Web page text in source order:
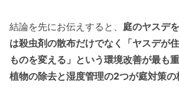
結論を先にお伝えすると、 庭のヤスデ
は殺虫剤の散布だけでなく「ヤスデが
ものを変える」という環境改善が最も
植物の除去と湿度管理の2つが庭対策の